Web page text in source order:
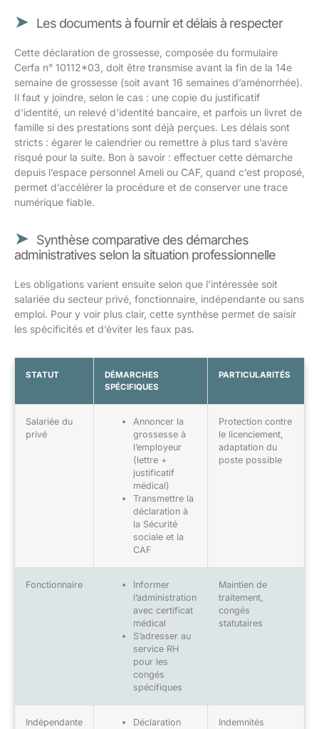
Les documents à fournir et délais à respecter
Cette déclaration de grossesse, composée du formulaire
Cerfa n° 10112*03, doit être transmise avant la fin de la 14e
semaine de grossesse (soit avant 16 semaines d’aménorrhée).
Il faut y joindre, selon le cas : une copie du justificatif
d’identité, un relevé d’identité bancaire, et parfois un livret de
famille si des prestations sont déjà perçues. Les délais sont
stricts : égarer le calendrier ou remettre à plus tard s’avère
risqué pour la suite. Bon à savoir : effectuer cette démarche
depuis l’espace personnel Ameli ou CAF, quand c’est proposé,
permet d’accélérer la procédure et de conserver une trace
numérique fiable.
Synthèse comparative des démarches
administratives selon la situation professionnelle
Les obligations varient ensuite selon que l’intéressée soit
salariée du secteur privé, fonctionnaire, indépendante ou sans
emploi. Pour y voir plus clair, cette synthèse permet de saisir
les spécificités et d’éviter les faux pas.
STATUT
DÉMARCHES
SPÉCIFIQUES
PARTICULARITÉS
Salariée du
privé
Annoncer la
grossesse à
l’employeur
(lettre +
justificatif
médical)
Transmettre la
déclaration à
la Sécurité
sociale et la
CAF
Protection contre
le licenciement,
adaptation du
poste possible
Fonctionnaire
Informer
l’administration
avec certificat
médical
S’adresser au
service RH
pour les
congés
spécifiques
Maintien de
traitement,
congés
statutaires
Indépendante
Déclaration
Indemnités